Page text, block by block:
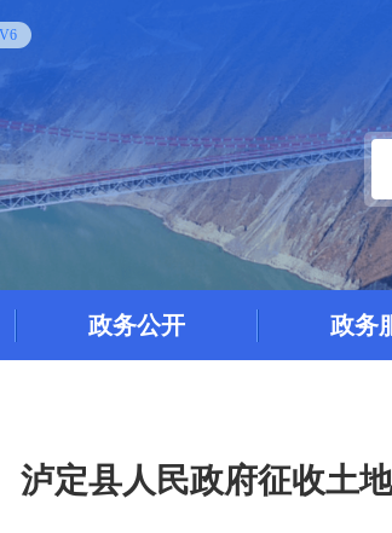
政务公开 政务
泸定县人民政府征收土